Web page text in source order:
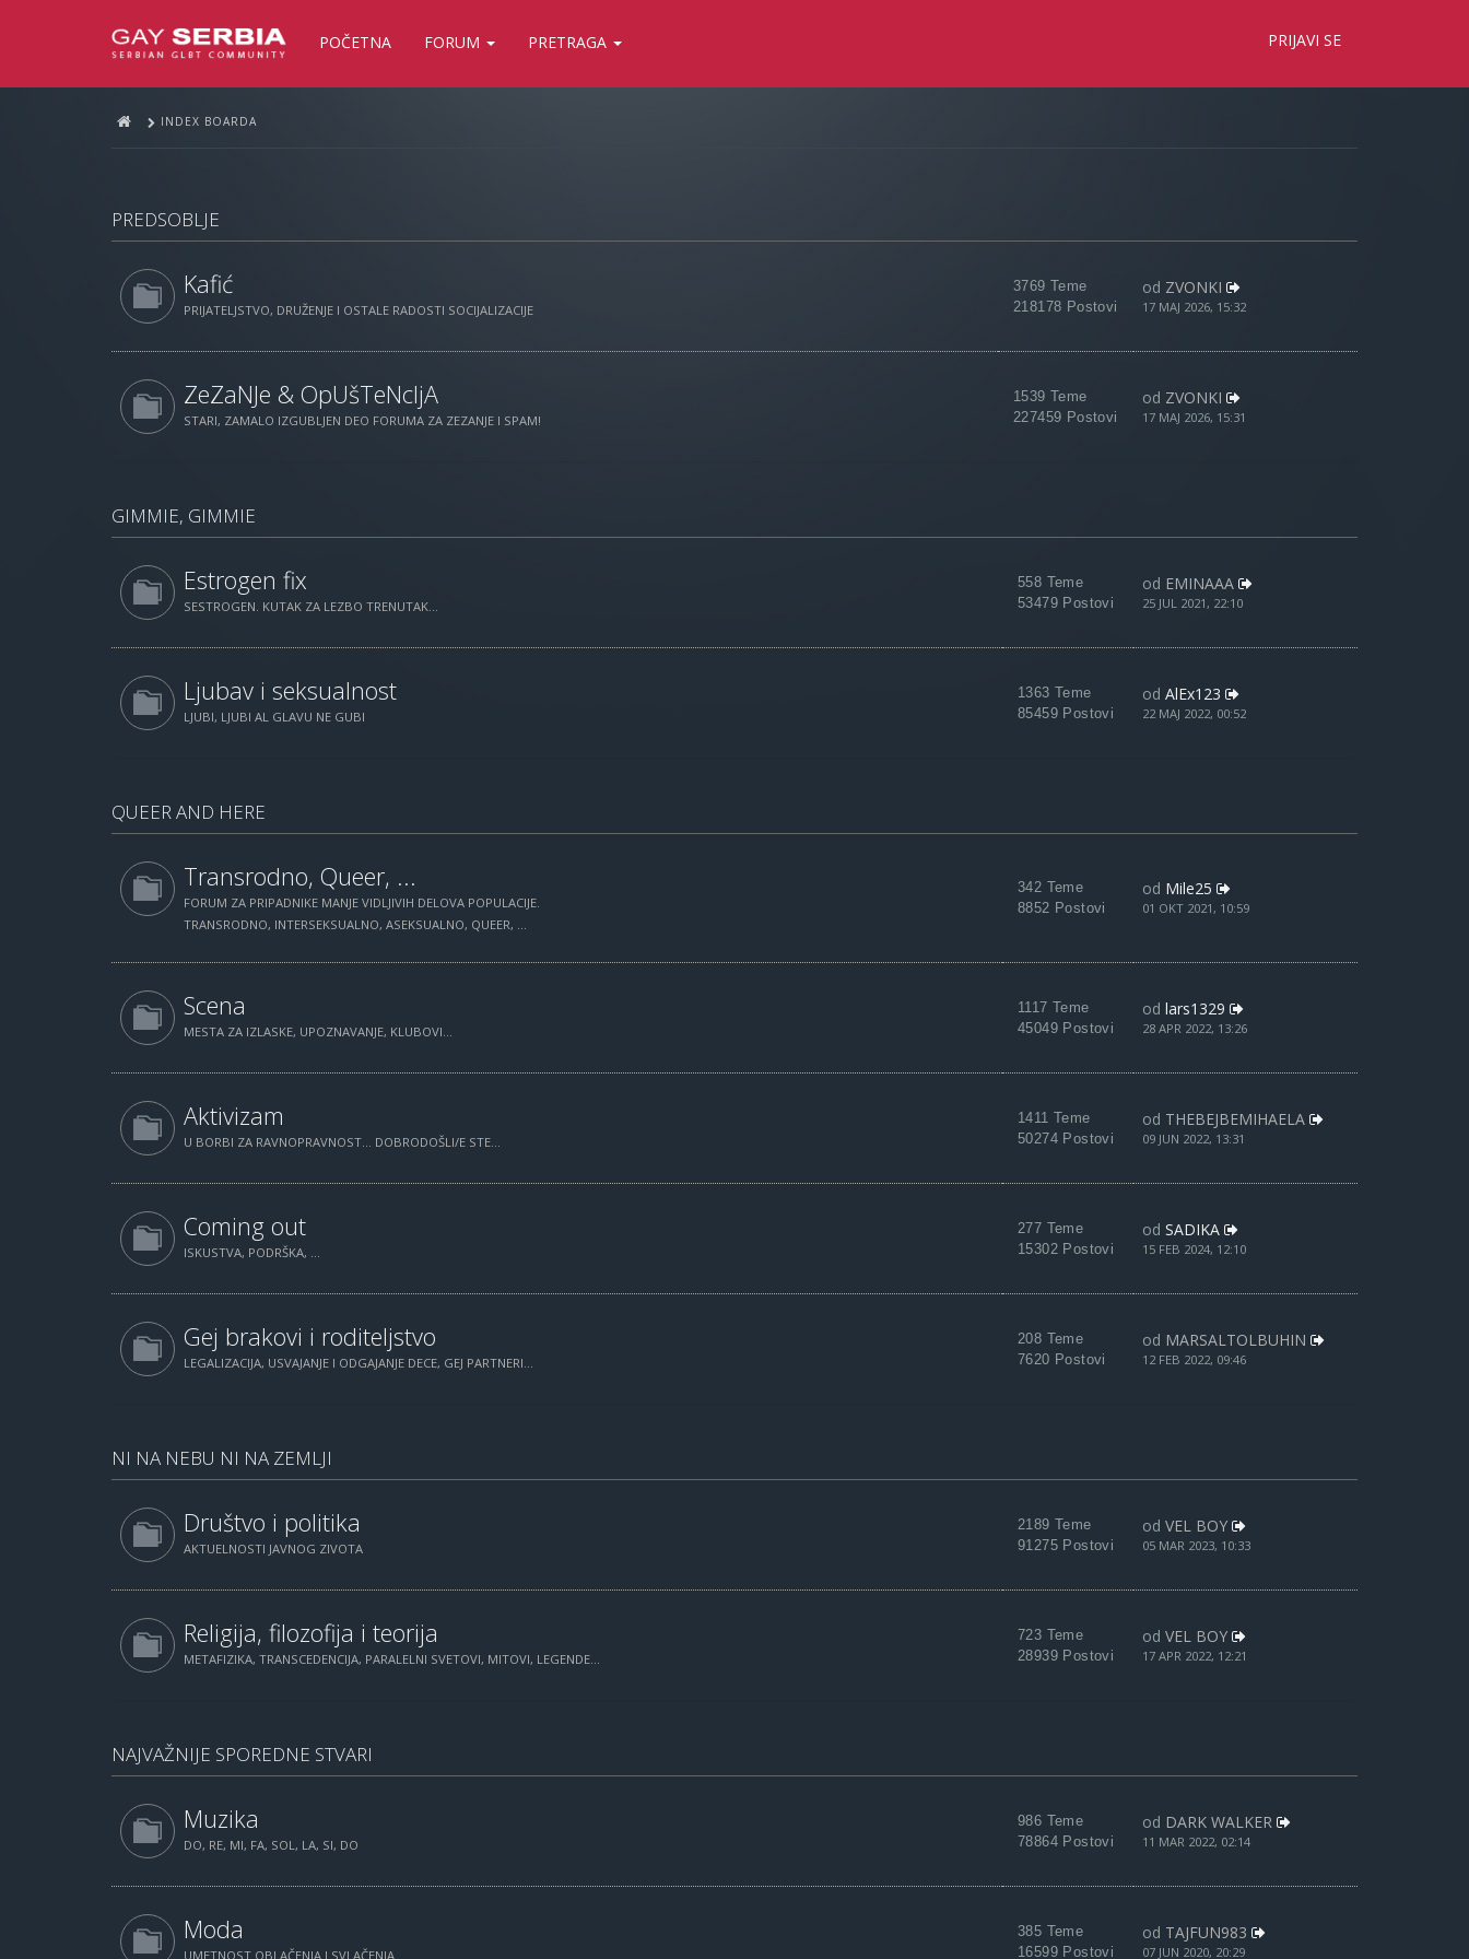
POČETNA FORUM PRETRAGA PRIJAVI SE
INDEX BOARDA
PREDSOBLJE
Kafić
PRIJATELJSTVO, DRUŽENJE I OSTALE RADOSTI SOCIJALIZACIJE
3769 Teme
218178 Postovi
od ZVONKI
17 MAJ 2026, 15:32
ZeZaNJe & OpUšTeNcIjA
STARI, ZAMALO IZGUBLJEN DEO FORUMA ZA ZEZANJE I SPAM!
1539 Teme
227459 Postovi
od ZVONKI
17 MAJ 2026, 15:31
GIMMIE, GIMMIE
Estrogen fix
SESTROGEN. KUTAK ZA LEZBO TRENUTAK...
558 Teme
53479 Postovi
od EMINAAA
25 JUL 2021, 22:10
Ljubav i seksualnost
LJUBI, LJUBI AL GLAVU NE GUBI
1363 Teme
85459 Postovi
od AlEx123
22 MAJ 2022, 00:52
QUEER AND HERE
Transrodno, Queer, ...
FORUM ZA PRIPADNIKE MANJE VIDLJIVIH DELOVA POPULACIJE.
TRANSRODNO, INTERSEKSUALNO, ASEKSUALNO, QUEER, ...
342 Teme
8852 Postovi
od Mile25
01 OKT 2021, 10:59
Scena
MESTA ZA IZLASKE, UPOZNAVANJE, KLUBOVI...
1117 Teme
45049 Postovi
od lars1329
28 APR 2022, 13:26
Aktivizam
U BORBI ZA RAVNOPRAVNOST... DOBRODOŠLI/E STE...
1411 Teme
50274 Postovi
od THEBEJBEMIHAELA
09 JUN 2022, 13:31
Coming out
ISKUSTVA, PODRŠKA, ...
277 Teme
15302 Postovi
od SADIKA
15 FEB 2024, 12:10
Gej brakovi i roditeljstvo
LEGALIZACIJA, USVAJANJE I ODGAJANJE DECE, GEJ PARTNERI...
208 Teme
7620 Postovi
od MARSALTOLBUHIN
12 FEB 2022, 09:46
NI NA NEBU NI NA ZEMLJI
Društvo i politika
AKTUELNOSTI JAVNOG ZIVOTA
2189 Teme
91275 Postovi
od VEL BOY
05 MAR 2023, 10:33
Religija, filozofija i teorija
METAFIZIKA, TRANSCEDENCIJA, PARALELNI SVETOVI, MITOVI, LEGENDE...
723 Teme
28939 Postovi
od VEL BOY
17 APR 2022, 12:21
NAJVAŽNIJE SPOREDNE STVARI
Muzika
DO, RE, MI, FA, SOL, LA, SI, DO
986 Teme
78864 Postovi
od DARK WALKER
11 MAR 2022, 02:14
Moda
UMETNOST OBLAČENJA I SVLAČENJA
385 Teme
16599 Postovi
od TAJFUN983
07 JUN 2020, 20:29